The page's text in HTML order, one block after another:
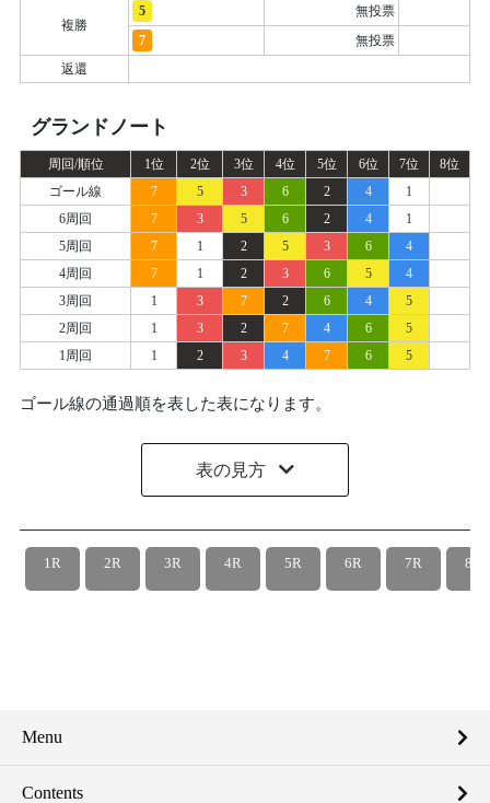
複勝
5
無投票
7
無投票
返還
グランドノート
周回/順位 1位 2位 3位 4位 5位 6位 7位
8位
ゴール線
7 5 3 6 2 4
1
6周回
7 3 5 6 2 4
1
5周回
7 1 2 5 3 6
4
4周回
7 1 2 3 6 5
4
3周回
1 3 7 2 6 4
5
2周回
1 3 2 7 4 6
5
1周回
1 2 3 4 7 6 5
ゴール線の通過順を表した表になります。
表の見方
1R 2R 3R 4R 5R 6R 7R 8R
Menu
Contents